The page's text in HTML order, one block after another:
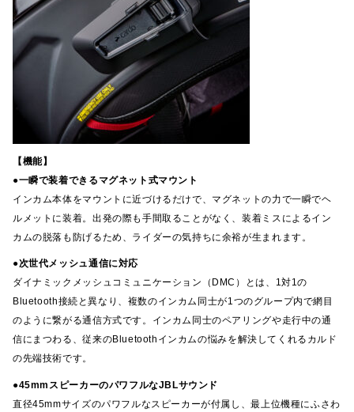
【機能】
●一瞬で装着できるマグネット式マウント
インカム本体をマウントに近づけるだけで、マグネットの力で一瞬でヘ
ルメットに装着。出発の際も手間取ることがなく、装着ミスによるイン
カムの脱落も防げるため、ライダーの気持ちに余裕が生まれます。
●次世代メッシュ通信に対応
ダイナミックメッシュコミュニケーション（DMC）とは、1対1の
Bluetooth接続と異なり、複数のインカム同士が1つのグループ内で網目
のように繋がる通信方式です。インカム同士のペアリングや走行中の通
信にまつわる、従来のBluetoothインカムの悩みを解決してくれるカルド
の先端技術です。
●45mmスピーカーのパワフルなJBLサウンド
直径45mmサイズのパワフルなスピーカーが付属し、最上位機種にふさわ